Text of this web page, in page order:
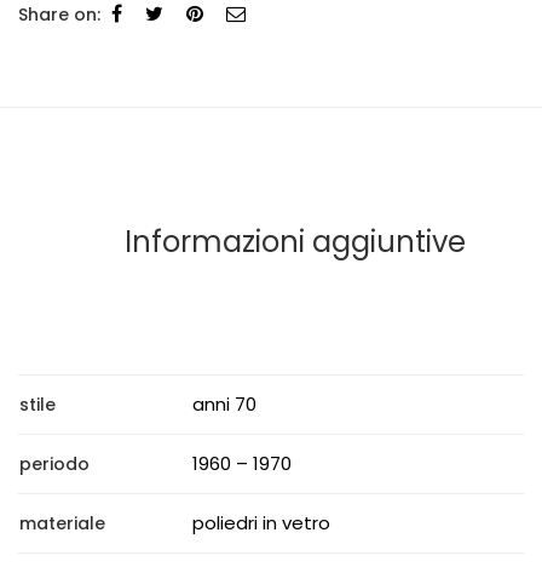
Share on:
Informazioni aggiuntive
stile anni 70
periodo 1960 – 1970
materiale poliedri in vetro